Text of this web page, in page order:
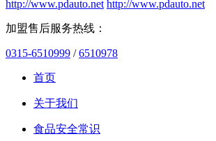
http://www.pdauto.net http://www.pdauto.net
加盟售后服务热线：
0315-6510999 /6510978
首页
关于我们
食品安全常识